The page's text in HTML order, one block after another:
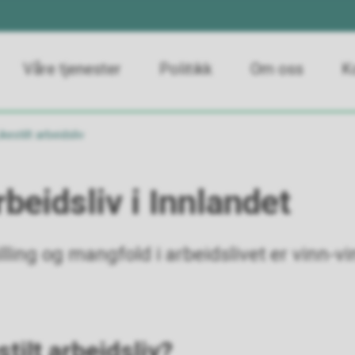
Våre tjenester Politikk Om oss
arbeidsliv
i Innlandet
og mangfold i arbeidslivet er vinn-